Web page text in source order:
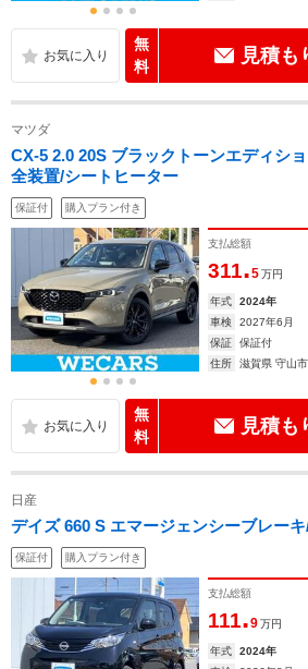
無
料
見積も
マツダ
CX-5 2.0 20S ブラックトーンエディシ
全装置/シートヒーター
保証付 購入プラン付き
支払総額
311.5 万円
年式 2024年
車検
2027年6月
保証
保証付
住所
滋賀県 守山市
無
料
見積も
日産
デイズ 660 S エマージェンシーブレー
保証付 購入プラン付き
支払総額
111.9 万円
年式 2024年